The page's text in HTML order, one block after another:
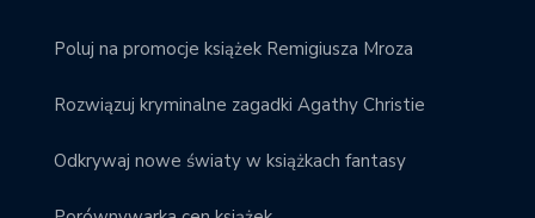
Poluj na promocje książek Remigiusza Mroza
Rozwiązuj kryminalne zagadki Agathy Christie
Odkrywaj nowe światy w książkach fantasy